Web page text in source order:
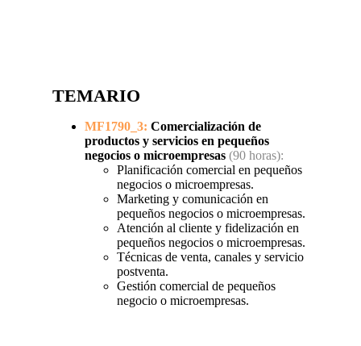
TEMARIO
MF1790_3: Comercialización de
productos y servicios en pequeños
negocios o microempresas (90 horas):
Planificación comercial en pequeños
negocios o microempresas.
Marketing y comunicación en
pequeños negocios o microempresas.
Atención al cliente y fidelización en
pequeños negocios o microempresas.
Técnicas de venta, canales y servicio
postventa.
Gestión comercial de pequeños
negocio o microempresas.